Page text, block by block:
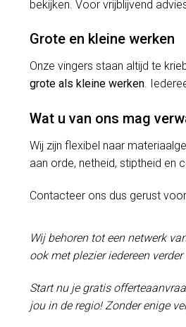
bekijken. Voor vrijblijvend
Grote en kleine werken
Onze vingers staan altijd te
grote als kleine werken.
Wat u van ons mag
Wij zijn flexibel naar
aan orde, netheid, stiptheid en
Contacteer ons dus gerust
Wij behoren tot een netwerk
ook met plezier iedereen verder
Start nu je gratis
jou in de regio! Zonder enige